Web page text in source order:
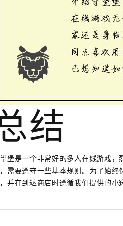
结
堡是一个非常好的多人在线游戏
需要遵守一些基本规则。为了始
并在到达商店时遵循我们提供的小